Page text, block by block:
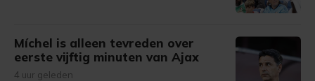
Míchel is alleen tevreden over
eerste vijftig minuten van Ajax
4 uur geleden